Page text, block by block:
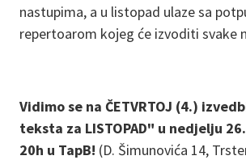
nastupima, a u listopad ulaze sa
repertoarom kojeg će izvoditi svake
Vidimo se na ČETVRTOJ (4.)
teksta za LISTOPAD" u nedjelju
20h u TapB! (D. Šimunovića 14,